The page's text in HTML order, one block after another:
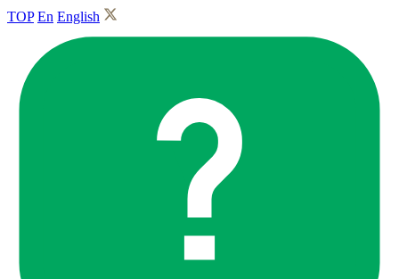
TOP En English